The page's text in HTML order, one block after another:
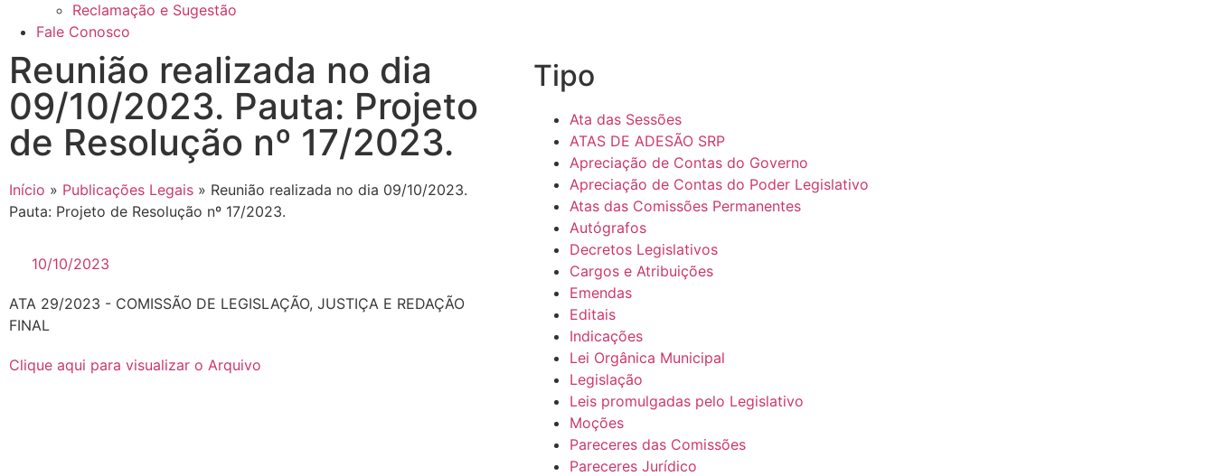
Reclamação e Sugestão
Fale Conosco
Reunião realizada no dia
09/10/2023. Pauta: Projeto
de Resolução nº 17/2023.
Início » Publicações Legais » Reunião realizada no dia 09/10/2023.
Pauta: Projeto de Resolução nº 17/2023.
10/10/2023
ATA 29/2023 - COMISSÃO DE LEGISLAÇÃO, JUSTIÇA E REDAÇÃO
FINAL
Clique aqui para visualizar o Arquivo
Tipo
Ata das Sessões
ATAS DE ADESÃO SRP
Apreciação de Contas do Governo
Apreciação de Contas do Poder Legislativo
Atas das Comissões Permanentes
Autógrafos
Decretos Legislativos
Cargos e Atribuições
Emendas
Editais
Indicações
Lei Orgânica Municipal
Legislação
Leis promulgadas pelo Legislativo
Moções
Pareceres das Comissões
Pareceres Jurídico